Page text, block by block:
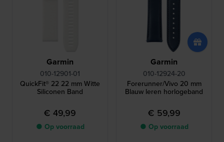
Garmin
010-12901-01
QuickFit® 22 22 mm Witte
Siliconen Band
€ 49,99
● Op voorraad
Garmin
010-12924-20
Forerunner/Vivo 20 mm
Blauw leren horlogeband
€ 59,99
● Op voorraad